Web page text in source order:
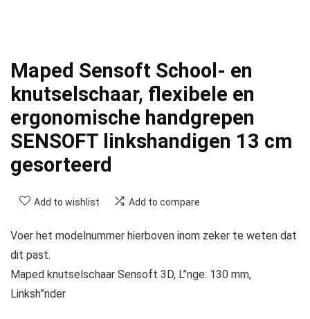
Maped Sensoft School- en
knutselschaar, flexibele en
ergonomische handgrepen
SENSOFT linkshandigen 13 cm
gesorteerd
Add to wishlist Add to compare
Voer het modelnummer hierboven inom zeker te weten dat
dit past.
Maped knutselschaar Sensoft 3D, L”nge: 130 mm,
Linksh”nder